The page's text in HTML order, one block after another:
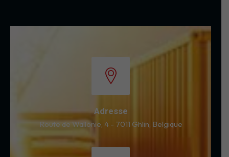
Adresse
Route de Wallonie, 4 - 7011 Ghlin, Belgique